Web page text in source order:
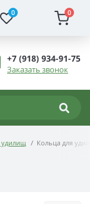
0 0
+7 (918) 934-91-75
Заказать звонок
удилищ Кольца для